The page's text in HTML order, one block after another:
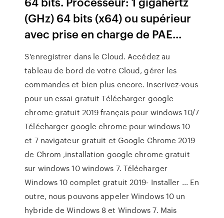
(GHz) 64 bits (x64) ou supérieur
avec prise en charge de PAE...
S'enregistrer dans le Cloud. Accédez au
tableau de bord de votre Cloud, gérer les
commandes et bien plus encore. Inscrivez-vous
pour un essai gratuit Télécharger google
chrome gratuit 2019 français pour windows 10/7
Télécharger google chrome pour windows 10
et 7 navigateur gratuit et Google Chrome 2019
de Chrom ,installation google chrome gratuit
sur windows 10 windows 7. Télécharger
Windows 10 complet gratuit 2019- Installer ... En
outre, nous pouvons appeler Windows 10 un
hybride de Windows 8 et Windows 7. Mais